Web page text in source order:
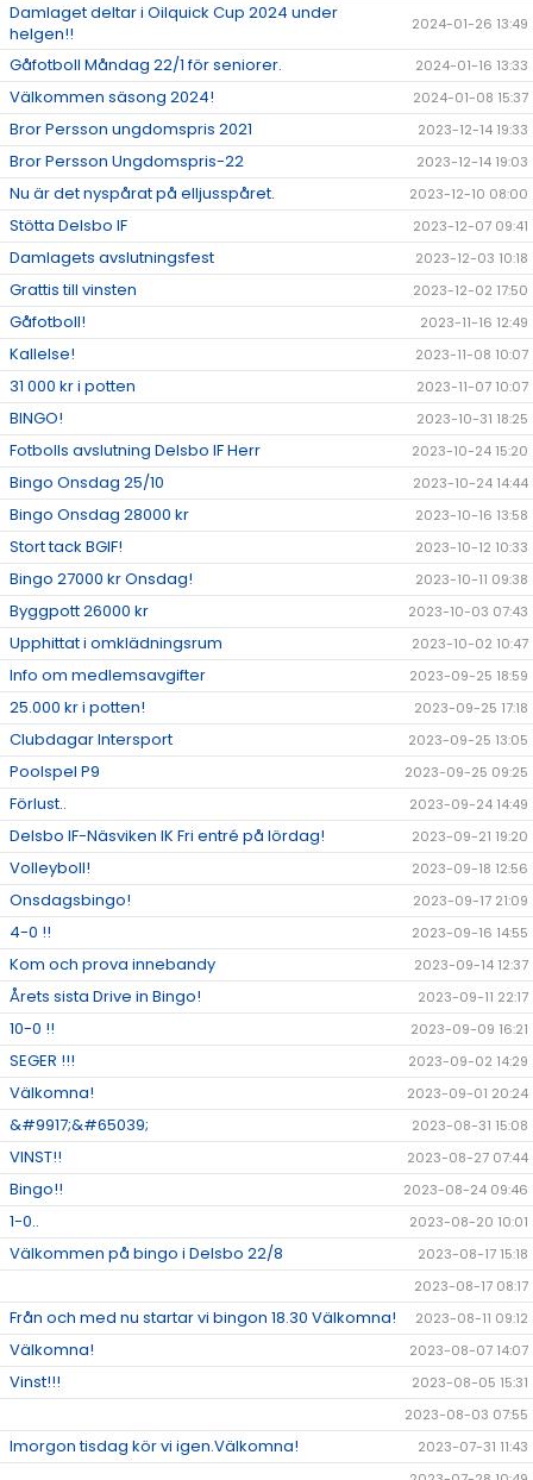
Damlaget deltar i Oilquick Cup 2024 under
helgen!!
2024-01-26 13:49
Gåfotboll Måndag 22/1 för seniorer. 2024-01-16 13:33
Välkommen säsong 2024! 2024-01-08 15:37
Bror Persson ungdomspris 2021 2023-12-14 19:33
Bror Persson Ungdomspris-22 2023-12-14 19:03
Nu är det nyspårat på elljusspåret. 2023-12-10 08:00
Stötta Delsbo IF 2023-12-07 09:41
Damlagets avslutningsfest 2023-12-03 10:18
Grattis till vinsten 2023-12-02 17:50
Gåfotboll! 2023-11-16 12:49
Kallelse! 2023-11-08 10:07
31 000 kr i potten 2023-11-07 10:07
BINGO! 2023-10-31 18:25
Fotbolls avslutning Delsbo IF Herr 2023-10-24 15:20
Bingo Onsdag 25/10 2023-10-24 14:44
Bingo Onsdag 28000 kr 2023-10-16 13:58
Stort tack BGIF! 2023-10-12 10:33
Bingo 27000 kr Onsdag! 2023-10-11 09:38
Byggpott 26000 kr 2023-10-03 07:43
Upphittat i omklädningsrum 2023-10-02 10:47
Info om medlemsavgifter 2023-09-25 18:59
25.000 kr i potten! 2023-09-25 17:18
Clubdagar Intersport 2023-09-25 13:05
Poolspel P9 2023-09-25 09:25
Förlust.. 2023-09-24 14:49
Delsbo IF-Näsviken IK Fri entré på lördag! 2023-09-21 19:20
Volleyboll! 2023-09-18 12:56
Onsdagsbingo! 2023-09-17 21:09
4-0 !! 2023-09-16 14:55
Kom och prova innebandy 2023-09-14 12:37
Årets sista Drive in Bingo! 2023-09-11 22:17
10-0 !! 2023-09-09 16:21
SEGER !!! 2023-09-02 14:29
Välkomna! 2023-09-01 20:24
&#9917;&#65039; 2023-08-31 15:08
VINST!! 2023-08-27 07:44
Bingo!! 2023-08-24 09:46
1-0.. 2023-08-20 10:01
Välkommen på bingo i Delsbo 22/8
2023-08-17 15:18
2023-08-17 08:17
Från och med nu startar vi bingon 18.30 Välkomna! 2023-08-11 09:12
Välkomna! 2023-08-07 14:07
Vinst!!!
2023-08-05 15:31
2023-08-03 07:55
Imorgon tisdag kör vi igen.Välkomna!
2023-07-31 11:43